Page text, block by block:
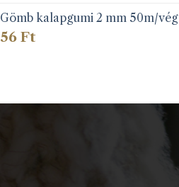
Gömb kalapgumi 2 mm 50m/vég
56Ft